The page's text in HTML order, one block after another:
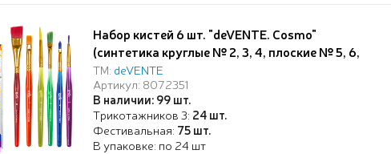
Набор кистей 6 шт. "deVENTE. Cosmo"
(синтетика круглые № 2, 3, 4, плоские № 5, 6,
8) ручка пласт., окрас волоса и ручки в ярких
цветах, в пластиковой упаковке с картонной
подложкой и резинками-фиксаторами кистей
ТМ: deVENTE
Артикул: 8072351
В наличии: 99 шт.
Трикотажников 3: 24 шт.
Фестивальная: 75 шт.
В упаковке: по 24 шт